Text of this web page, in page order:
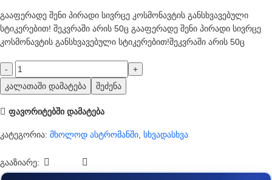
გააფერადე შენი პირადი სივრცე კოსმონავტის განსხვავებული
სტიკერებით! შეკვრაში არის 50ც გააფერადე შენი პირადი სივრცე
კოსმონავტის განსხვავებული სტიკერებით!შეკვრაში არის 50ც
კალათაში დამატება შეძენა
ფავორიტებში დამატება
კატეგორია: მხოლოდ ასტრომანში, სხვადასხვა
გააზიარე: